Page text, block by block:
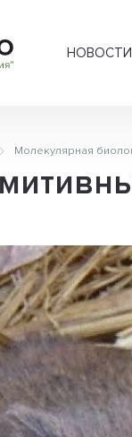
НОВОСТИ
Молекулярная